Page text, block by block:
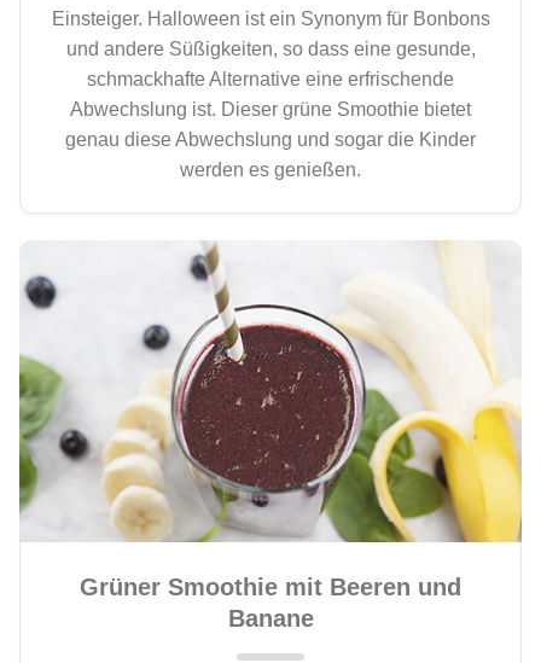
Einsteiger. Halloween ist ein Synonym für Bonbons
und andere Süßigkeiten, so dass eine gesunde,
schmackhafte Alternative eine erfrischende
Abwechslung ist. Dieser grüne Smoothie bietet
genau diese Abwechslung und sogar die Kinder
werden es genießen.
Grüner Smoothie mit Beeren und
Banane